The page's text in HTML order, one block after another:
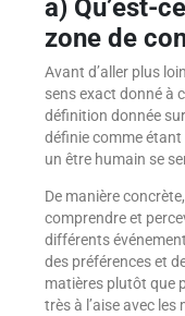
a) Qu’est-
zone de
Avant d’aller plus
sens exact donné à
définition donnée sur
définie comme étant
un être humain se
De manière
comprendre et
différents
des préférences et
matières plutôt que
très à l’aise avec